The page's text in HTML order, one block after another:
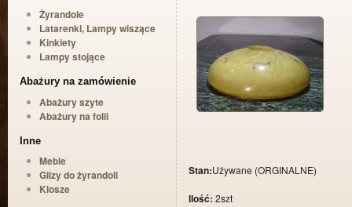
Żyrandole
Latarenki, Lampy wiszące
Kinkiety
Lampy stojące
Abażury na zamówienie
Abażury szyte
Abażury na folii
Inne
Meble
Gilzy do żyrandoli
Klosze
Stan:Używane (ORGINALNE)
Ilość: 2szt